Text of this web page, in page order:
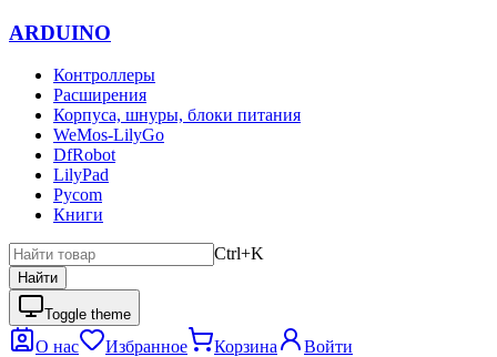
ARDUINO
Контроллеры
Расширения
Корпуса, шнуры, блоки питания
WeMos-LilyGo
DfRobot
LilyPad
Pycom
Книги
Ctrl+K
Найти
Toggle theme
О нас Избранное Корзина Войти